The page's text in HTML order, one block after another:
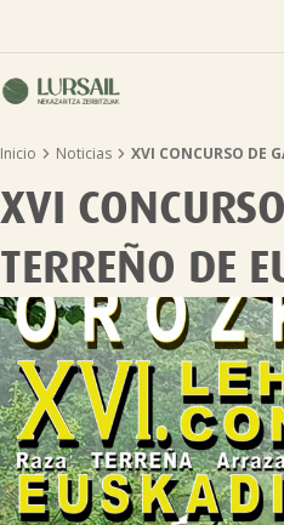
Quiénes somos
Guía transparencia
Servicios ganadería
Servicios agricultura
Entidades asociadas
Inicio  Noticias  XVI CONCURSO DE
XVI
TERREÑO DE